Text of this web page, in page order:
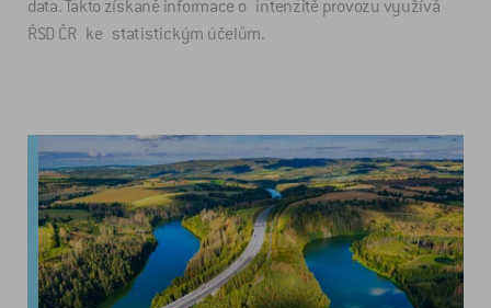
data. Takto získané informace o intenzitě provozu využívá
ŘSD ČR ke statistickým účelům.